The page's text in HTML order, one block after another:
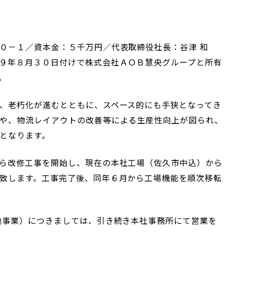
－１／資本金：５千万円／代表取締役社長：谷津 和
年８月３０日付けで株式会社ＡＯＢ慧央グループと所有
朽化が進むとともに、スペース的にも手狭となってき
物流レイアウトの改善等による生産性向上が図られ、
ります。
修工事を開始し、現在の本社工場（佐久市中込）から
します。工事完了後、同年６月から工場機能を順次移転
業）につきましては、引き続き本社事務所にて営業を